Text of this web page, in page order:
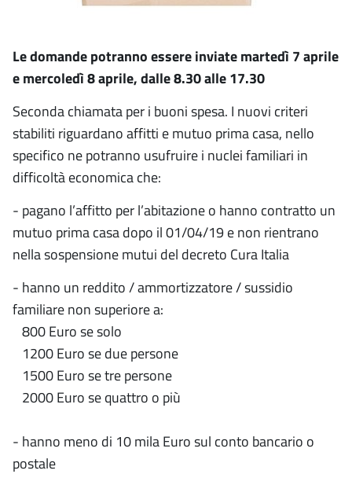
Le domande potranno essere inviate martedì 7 aprile
e mercoledì 8 aprile, dalle 8.30 alle 17.30
Seconda chiamata per i buoni spesa. I nuovi criteri
stabiliti riguardano affitti e mutuo prima casa, nello
specifico ne potranno usufruire i nuclei familiari in
difficoltà economica che:
- pagano l’affitto per l’abitazione o hanno contratto un
mutuo prima casa dopo il 01/04/19 e non rientrano
nella sospensione mutui del decreto Cura Italia
- hanno un reddito / ammortizzatore / sussidio
familiare non superiore a:
800 Euro se solo
1200 Euro se due persone
1500 Euro se tre persone
2000 Euro se quattro o più
- hanno meno di 10 mila Euro sul conto bancario o
postale